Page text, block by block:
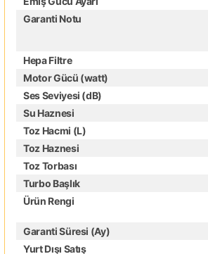
Garanti Notu
Hepa Filtre
Motor Gücü (watt)
Ses Seviyesi (dB)
Su Haznesi
Toz Hacmi (L)
Toz Haznesi
Toz Torbası
Turbo Başlık
Ürün Rengi
Garanti Süresi (Ay)
Yurt Dışı Satış